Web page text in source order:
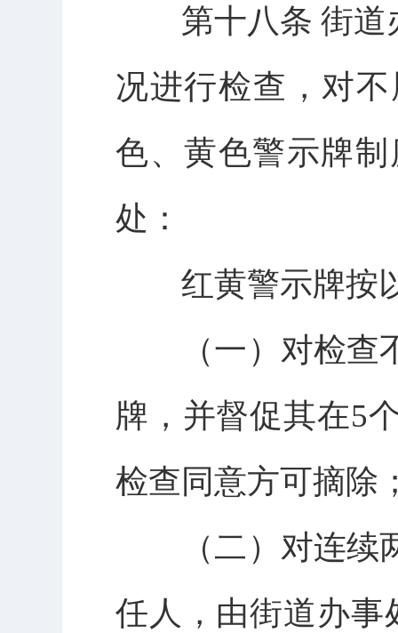
第十八条 街道办
况进行检查，对
色、黄色警示牌
处：
红黄警示牌按以
（一）对检查不
牌，并督促其在5
检查同意方可摘除
（二）对连续两
任人，由街道办事